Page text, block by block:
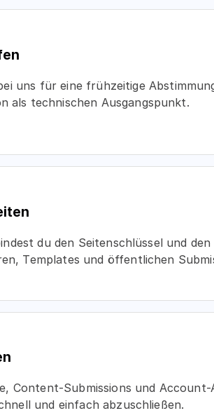
uns für eine frühzeitige
als technischen Ausgangspunkt.
du den Seitenschlüssel und den
Templates und öffentlichen
Content-Submissions und Account-
und einfach abzuschließen.